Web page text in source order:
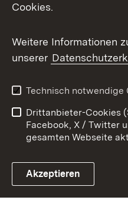
Youtube
Link zum Landesportal
Kontakt
Impressum
Cookies.
Weitere Informationen
unserer
Technisch notwendige
Drittanbieter-Cookies
Facebook, X / Twitter
gesamten Webseite
Akzeptieren